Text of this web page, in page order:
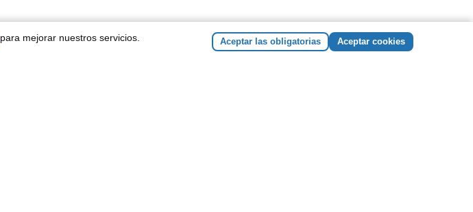
para mejorar nuestros servicios. Aceptar las obligatorias Aceptar cookies